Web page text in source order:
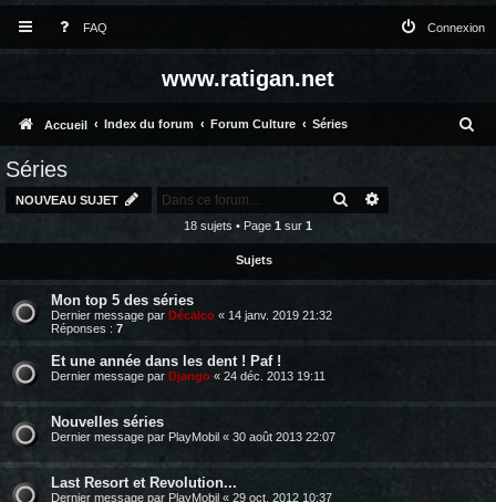
FAQ Connexion
www.ratigan.net
Accueil Index du forum Forum Culture Séries
e
Séries
NOUVEAU SUJET RECHERCHER
18 sujets • Page 1 sur 1
Sujets
Mon top 5 des séries
Dernier message par Décalco « 14 janv. 2019 21:32
Réponses : 7
Et une année dans les dent ! Paf !
Dernier message par Django « 24 déc. 2013 19:11
Nouvelles séries
Dernier message par PlayMobil « 30 août 2013 22:07
Last Resort et Revolution...
Dernier message par PlayMobil « 29 oct. 2012 10:37